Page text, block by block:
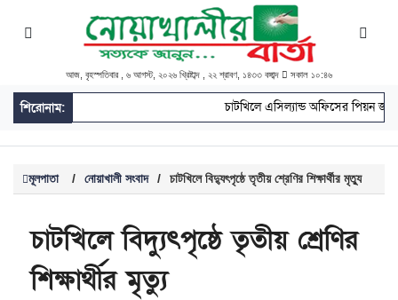
আজ, বৃহস্পতিবার , ৬ আগস্ট, ২০২৬ খ্রিষ্টাব্দ , ২২ শ্রাবণ, ১৪৩৩ বঙ্গাব্দ সকাল ১০:৪৬
শিরোনাম: চাটখিলে এসিল্যান্ড অফিসের পিয়ন
মূলপাতা / নোয়াখালী সংবাদ / চাটখিলে বিদ‍্যুৎপৃষ্ঠে তৃতীয় শ্রেণির শিক্ষার্থীর মৃত্যু
চাটখিলে বিদ‍্যুৎপৃষ্ঠে তৃতীয় শ্রেণির
শিক্ষার্থীর মৃত্যু